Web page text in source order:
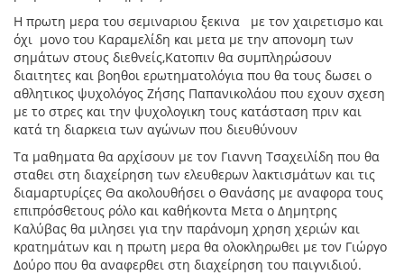
Η πρωτη μερα του σεμιναριου ξεκινα με τον χαιρετισμο και
όχι μονο του Καραμελίδη και μετα με την απονομη των
σημάτων στους διεθνείς,Κατοπιν θα συμπληρώσουν
διαιτητες και βοηθοι ερωτηματολόγια που θα τους δωσει ο
αθλητικος ψυχολόγος Ζήσης Παπανικολάου που εχουν σχεση
με το στρες και την ψυχολογικη τους κατάσταση πριν και
κατά τη διαρκεια των αγώνων που διευθύνουν
Τα μαθηματα θα αρχίσουν με τον Γιαννη Τσαχειλίδη που θα
σταθει στη διαχείρηση των ελευθερων λακτισμάτων και τις
διαμαρτυρίςες Θα ακολουθήσει ο Θανάσης με αναφορα τους
επιπρόσθετους ρόλο και καθήκοντα Μετα ο Δημητρης
Καλύβας θα μιλησει για την παράνομη χρηση χεριών και
κρατημάτων και η πρωτη μερα θα ολοκληρωθει με τον Γιώργο
Δούρο που θα αναφερθει στη διαχείρηση του παιγνιδιού.